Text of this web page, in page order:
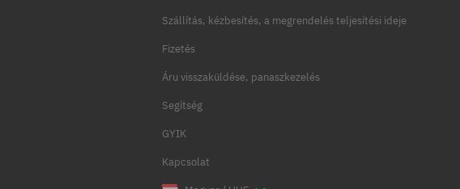
Szállítás, kézbesítés, a megrendelés teljesítési ideje
Fizetés
Áru visszaküldése, panaszkezelés
Segítség
GYIK
Kapcsolat